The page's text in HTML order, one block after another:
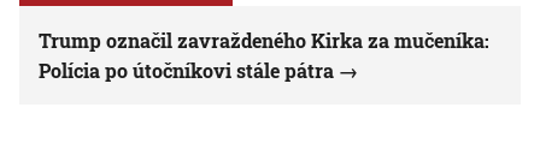
Trump označil zavraždeného Kirka za mučeníka:
Polícia po útočníkovi stále pátra